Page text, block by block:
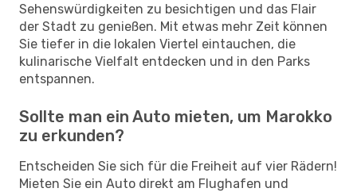
Sehenswürdigkeiten zu besichtigen und das Flair
der Stadt zu genießen. Mit etwas mehr Zeit können
Sie tiefer in die lokalen Viertel eintauchen, die
kulinarische Vielfalt entdecken und in den Parks
entspannen.
Sollte man ein Auto mieten, um Marokko
zu erkunden?
Entscheiden Sie sich für die Freiheit auf vier Rädern!
Mieten Sie ein Auto direkt am Flughafen und